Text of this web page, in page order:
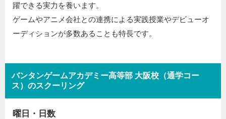
躍できる実力を養います。
ゲームやアニメ会社との連携による実践授業やデビューオ
ーディションが多数あることも特長です。
バンタンゲームアカデミー高等部 大阪校（通学コー
ス）のスクーリング
曜日・日数